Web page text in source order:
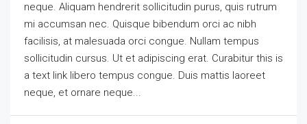
neque. Aliquam hendrerit sollicitudin purus, quis rutrum
mi accumsan nec. Quisque bibendum orci ac nibh
facilisis, at malesuada orci congue. Nullam tempus
sollicitudin cursus. Ut et adipiscing erat. Curabitur this is
a text link libero tempus congue. Duis mattis laoreet
neque, et ornare neque...